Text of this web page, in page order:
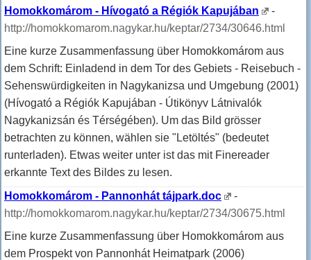
Homokkomárom - Hívogató a Régiók Kapujában
-
http://homokkomarom.nagykar.hu/keptar/2734/30646.html
Eine kurze Zusammenfassung über Homokkomárom aus
dem Schrift: Einladend in dem Tor des Gebiets - Reisebuch -
Sehenswürdigkeiten in Nagykanizsa und Umgebung (2001)
(Hívogató a Régiók Kapujában - Útikönyv Látnivalók
Nagykanizsán és Térségében). Um das Bild grösser
betrachten zu können, wählen sie "Letöltés" (bedeutet
runterladen). Etwas weiter unter ist das mit Finereader
erkannte Text des Bildes zu lesen.
Homokkomárom - Pannonhát tájpark.doc
-
http://homokkomarom.nagykar.hu/keptar/2734/30675.html
Eine kurze Zusammenfassung über Homokkomárom aus
dem Prospekt von Pannonhát Heimatpark (2006)